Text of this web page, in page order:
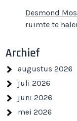
Desmond
ruimte te
Archief
augustus 2026
juli 2026
juni 2026
mei 2026